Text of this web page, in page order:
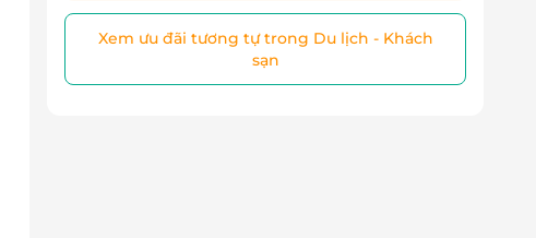
Xem ưu đãi tương tự trong Du lịch - Khách
sạn